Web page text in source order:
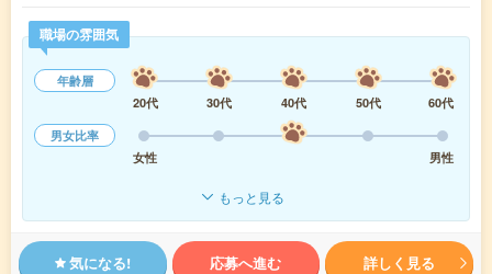
職場の雰囲気
年齢層
20代
30代 40代 50代
60代
男女比率
女性
男性
もっと見る
気になる! 応募へ進む 詳しく見る